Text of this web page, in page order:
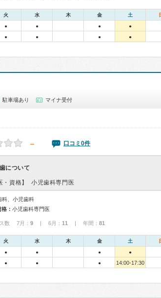
火 水 木 金 土
● ● ● ●
● ● ● ●
駐車場あり マイナ受付
－ 口コミ0件
について
・資格】 小児歯科専門医
科、小児歯科
： 小児歯科専門医
数 7月： 9 | 6月： 11 | 年間： 81
火 水 木 金 土
● ● ● ●
● ● ● 14:00-17:30